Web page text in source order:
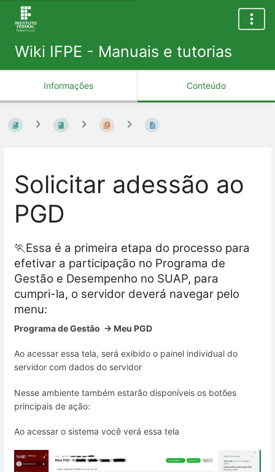
Wiki IFPE - Manuais e tutorias
Informações Conteúdo
Solicitar adessão ao
PGD
🏃Essa é a primeira etapa do processo para
efetivar a participação no Programa de
Gestão e Desempenho no SUAP, para
cumpri-la, o servidor deverá navegar pelo
menu:
Programa de Gestão → Meu PGD
Ao acessar essa tela, será exibido o painel individual do
servidor com dados do servidor
Nesse ambiente também estarão disponíveis os botões
principais de ação:
Ao acessar o sistema você verá essa tela